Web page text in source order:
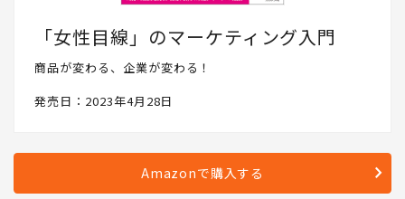
「女性目線」のマーケティング入門
商品が変わる、企業が変わる！
発売日：2023年4月28日
Amazonで購入する